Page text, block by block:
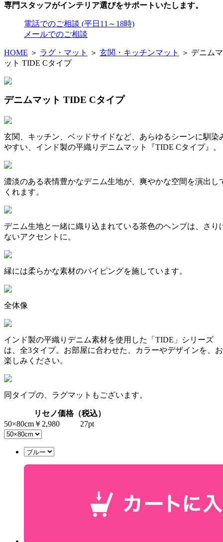
専門スタッフがインテリア選びをサポートいたします。
電話でのご相談 (平日11～18時)
メールでのご相談
HOME ＞ ラグ・マット ＞ 玄関・キッチンマット
＞ デニムマ
ット TIDE Cタイプ
デニムマット TIDE Cタイプ
玄関、キッチン、ベッドサイドなど、あらゆるシーンに馴染
やすい、インド製の平織りデニムマット『TIDE Cタイプ』。
濃淡のある表情豊かなデニム生地が、爽やかな空間を演出し
くれます。
デニム生地と一緒に織り込まれている茶色のヘンプは、さり
ないアクセントに。
縁には柔らかな素材のパイピングを施しています。
全体像
インド製の平織りデニム素材を使用した「TIDE」シリーズ
は、全3タイプ。お部屋に合わせた、カラーやデザインを、お
楽しみください。
同タイプの、ラグマットもございます。
リセノ価格（税込）
50×80cm ￥2,980 27pt